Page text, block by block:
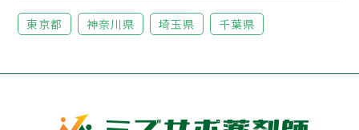
東京都 神奈川県 埼玉県 千葉県